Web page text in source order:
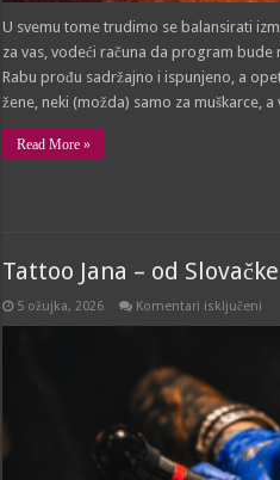
U svemu tome trudimo se balansirati
za vas, vodeći računa da program bude
Rabu prođu sadržajno i ispunjeno, a
žene, neki (možda) samo za muškarce,
Read More »
Tattoo Jana – od
5 ožujka, 2026 Komentari isključeni